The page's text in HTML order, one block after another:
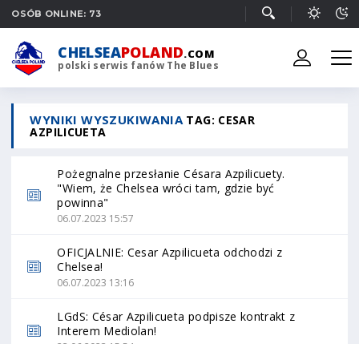
OSÓB ONLINE: 73
CHELSEAPOLAND.COM
polski serwis fanów The Blues
WYNIKI WYSZUKIWANIA TAG: CESAR
AZPILICUETA
Pożegnalne przesłanie Césara Azpilicuety.
"Wiem, że Chelsea wróci tam, gdzie być
powinna"
06.07.2023 15:57
OFICJALNIE: Cesar Azpilicueta odchodzi z
Chelsea!
06.07.2023 13:16
LGdS: César Azpilicueta podpisze kontrakt z
Interem Mediolan!